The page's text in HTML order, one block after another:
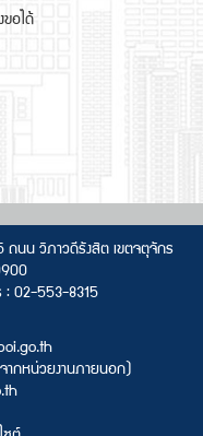
อได้
ถนน วิภาวดีรังสิต เขตจตุจักร
: 02-553-8315
กหน่วยงานภายนอก)